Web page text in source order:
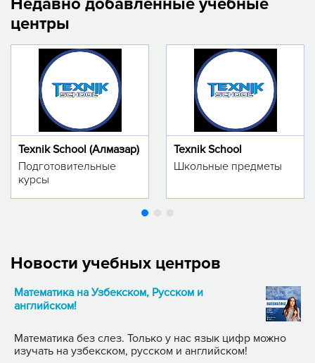
центры
Texnik School (Алмазар)
Подготовительные
курсы
Texnik School
Школьные предметы
Новости учебных центров
Математика на Узбекском, Русском и
английском!
Математика без слез. Только у нас язык цифр можно
изучать на узбекском, русском и английском!